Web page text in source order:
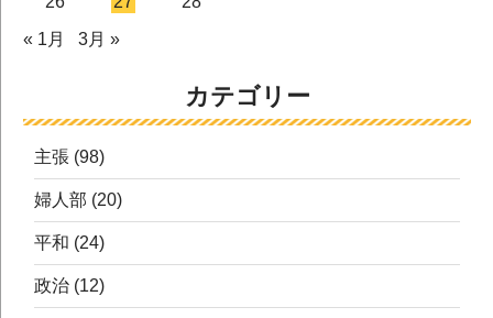
« 1月
3月 »
カテゴリー
主張 (98)
婦人部 (20)
平和 (24)
政治 (12)